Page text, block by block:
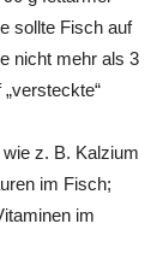
sollte Fisch auf
nicht mehr als 3
z. B. Kalzium
im Fisch;
im